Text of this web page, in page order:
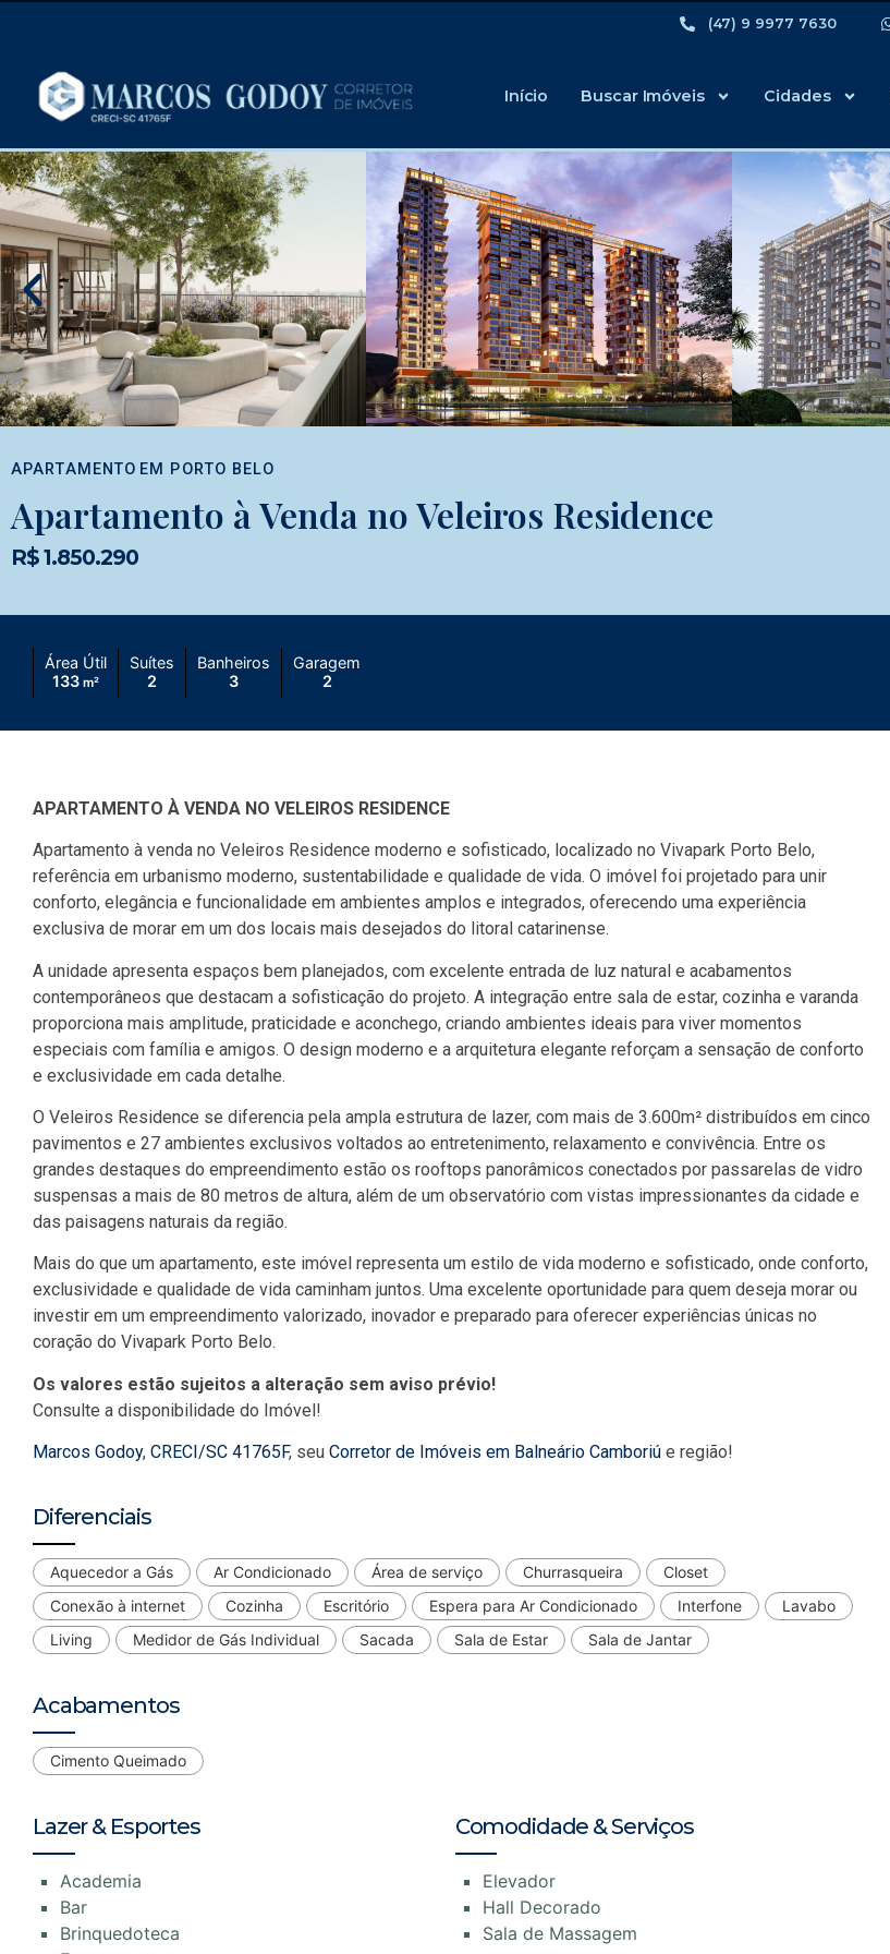
(47) 9 9977 7630
Início Buscar Imóveis Cidades
APARTAMENTO EM PORTO BELO
Apartamento à Venda no Veleiros Residence
R$ 1.850.290
Área Útil
133 m²
Suítes
2
Banheiros
3
Garagem
2
APARTAMENTO À VENDA NO VELEIROS RESIDENCE
Apartamento à venda no Veleiros Residence moderno e sofisticado, localizado no Vivapark Porto Belo,
referência em urbanismo moderno, sustentabilidade e qualidade de vida. O imóvel foi projetado para unir
conforto, elegância e funcionalidade em ambientes amplos e integrados, oferecendo uma experiência
exclusiva de morar em um dos locais mais desejados do litoral catarinense.
A unidade apresenta espaços bem planejados, com excelente entrada de luz natural e acabamentos
contemporâneos que destacam a sofisticação do projeto. A integração entre sala de estar, cozinha e varanda
proporciona mais amplitude, praticidade e aconchego, criando ambientes ideais para viver momentos
especiais com família e amigos. O design moderno e a arquitetura elegante reforçam a sensação de conforto
e exclusividade em cada detalhe.
O Veleiros Residence se diferencia pela ampla estrutura de lazer, com mais de 3.600m² distribuídos em cinco
pavimentos e 27 ambientes exclusivos voltados ao entretenimento, relaxamento e convivência. Entre os
grandes destaques do empreendimento estão os rooftops panorâmicos conectados por passarelas de vidro
suspensas a mais de 80 metros de altura, além de um observatório com vistas impressionantes da cidade e
das paisagens naturais da região.
Mais do que um apartamento, este imóvel representa um estilo de vida moderno e sofisticado, onde conforto,
exclusividade e qualidade de vida caminham juntos. Uma excelente oportunidade para quem deseja morar ou
investir em um empreendimento valorizado, inovador e preparado para oferecer experiências únicas no
coração do Vivapark Porto Belo.
Os valores estão sujeitos a alteração sem aviso prévio!
Consulte a disponibilidade do Imóvel!
Marcos Godoy, CRECI/SC 41765F, seu Corretor de Imóveis em Balneário Camboriú e região!
Diferenciais
Aquecedor a Gás Ar Condicionado Área de serviço Churrasqueira
Closet
Conexão à internet
Cozinha Escritório Espera para Ar Condicionado Interfone
Lavabo
Living
Medidor de Gás Individual Sacada Sala de Estar Sala de Jantar
Acabamentos
Cimento Queimado
Lazer & Esportes
Academia
Bar
Brinquedoteca
Comodidade & Serviços
Elevador
Hall Decorado
Sala de Massagem